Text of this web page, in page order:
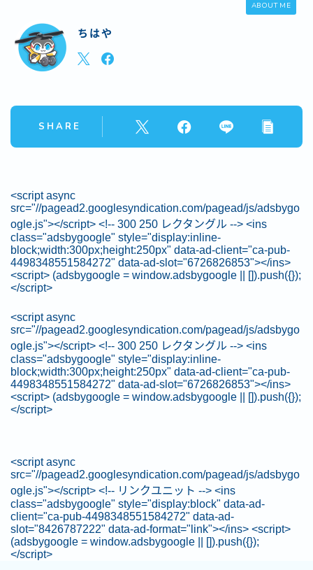
ABOUT ME
ちはや
SHARE
<script async
src="//pagead2.googlesyndication.com/pagead/js/adsbygo
ogle.js"></script> <!-- 300 250 レクタングル --> <ins
class="adsbygoogle" style="display:inline-
block;width:300px;height:250px" data-ad-client="ca-pub-
4498348551584272" data-ad-slot="6726826853"></ins>
<script> (adsbygoogle = window.adsbygoogle || []).push({});
</script>
<script async
src="//pagead2.googlesyndication.com/pagead/js/adsbygo
ogle.js"></script> <!-- 300 250 レクタングル --> <ins
class="adsbygoogle" style="display:inline-
block;width:300px;height:250px" data-ad-client="ca-pub-
4498348551584272" data-ad-slot="6726826853"></ins>
<script> (adsbygoogle = window.adsbygoogle || []).push({});
</script>
<script async
src="//pagead2.googlesyndication.com/pagead/js/adsbygo
ogle.js"></script> <!-- リンクユニット --> <ins
class="adsbygoogle" style="display:block" data-ad-
client="ca-pub-4498348551584272" data-ad-
slot="8426787222" data-ad-format="link"></ins> <script>
(adsbygoogle = window.adsbygoogle || []).push({});
</script>